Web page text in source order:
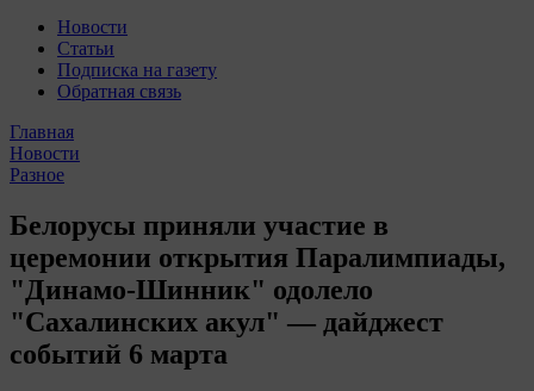
Новости
Статьи
Подписка на газету
Обратная связь
Главная
Новости
Разное
Белорусы приняли участие в
церемонии открытия Паралимпиады,
"Динамо-Шинник" одолело
"Сахалинских акул" — дайджест
событий 6 марта